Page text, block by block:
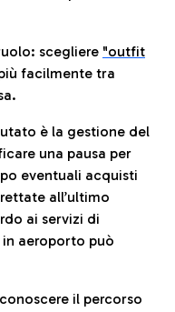
scegliere "outfit
facilmente tra
è la gestione del
una pausa per
eventuali acquisti
all’ultimo
ai servizi di
aeroporto può
il percorso